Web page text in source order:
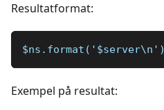
Resultatformat:
$ns.format('$server\n')
Exempel på resultat: